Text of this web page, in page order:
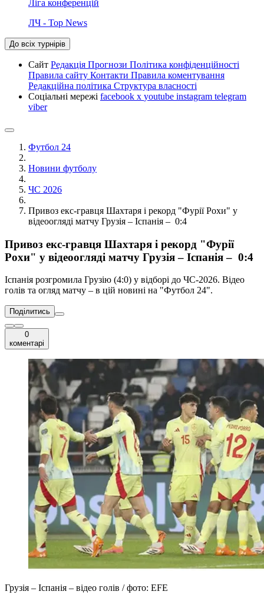
Ліга конференцій
ЛЧ - Top News
До всіх турнірів
Сайт Редакція Прогнози Політика конфіденційності
Правила сайту Контакти Правила коментування
Редакційна політика Структура власності
Соціальні мережі facebook x youtube instagram telegram
viber
Футбол 24
Новини футболу
ЧС 2026
Привоз екс-гравця Шахтаря і рекорд "Фурії Рохи" у
відеоогляді матчу Грузія – Іспанія – 0:4
Привоз екс-гравця Шахтаря і рекорд "Фурії
Рохи" у відеоогляді матчу Грузія – Іспанія – 0:4
Іспанія розгромила Грузію (4:0) у відборі до ЧС-2026. Відео
голів та огляд матчу – в цій новині на "Футбол 24".
Поділитись
0
коментарі
Грузія – Іспанія – відео голів / фото: EFE